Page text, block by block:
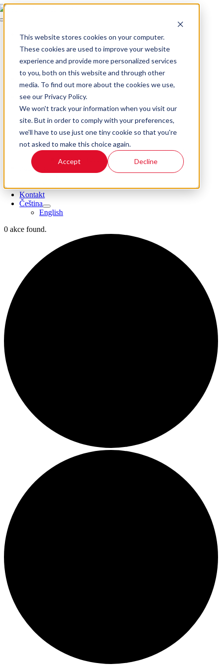
This website stores cookies on your computer.
These cookies are used to improve your website
experience and provide more personalized services
to you, both on this website and through other
media. To find out more about the cookies we use,
see our Privacy Policy.
We won't track your information when you visit our
site. But in order to comply with your preferences,
we'll have to use just one tiny cookie so that you're
not asked to make this choice again.
Accept Decline
Skip
Domov
Management a tým
Členství v ABSL
Naši členové
Events
Event Calendar
ABSL Fusion
ABSL Fusion
MBA V OBLASTI GLOBÁLNÍCH
PODNIKOVÝCH SLUŽEB
Fusion Digital
Fusion Leader
Absolventi programu Fusion Leader
Fusion Professional
Publikace
Kontakt
Čeština
English
0 akce found.